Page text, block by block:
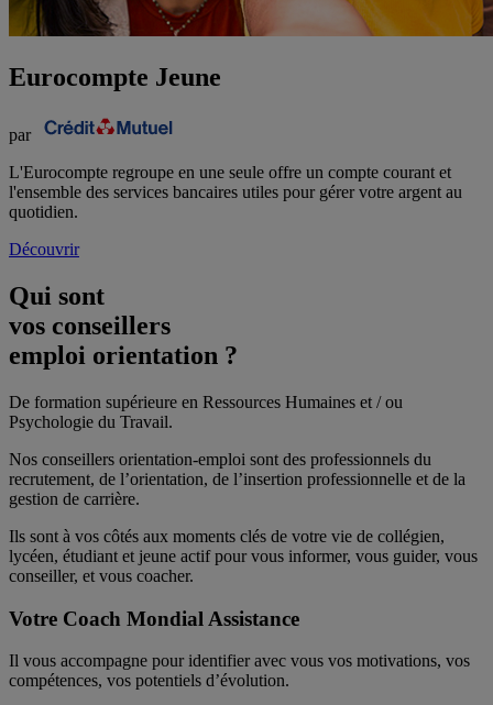
Eurocompte Jeune
par
L'Eurocompte regroupe en une seule offre un compte courant et
l'ensemble des services bancaires utiles pour gérer votre argent au
quotidien.
Découvrir
Qui sont
vos conseillers
emploi orientation ?
De formation supérieure en Ressources Humaines et / ou
Psychologie du Travail.
Nos conseillers orientation-emploi sont des professionnels du
recrutement, de l’orientation, de l’insertion professionnelle et de la
gestion de carrière.
Ils sont à vos côtés aux moments clés de votre vie de collégien,
lycéen, étudiant et jeune actif pour vous informer, vous guider, vous
conseiller, et vous coacher.
Votre Coach Mondial Assistance
Il vous accompagne pour identifier avec vous vos motivations, vos
compétences, vos potentiels d’évolution.